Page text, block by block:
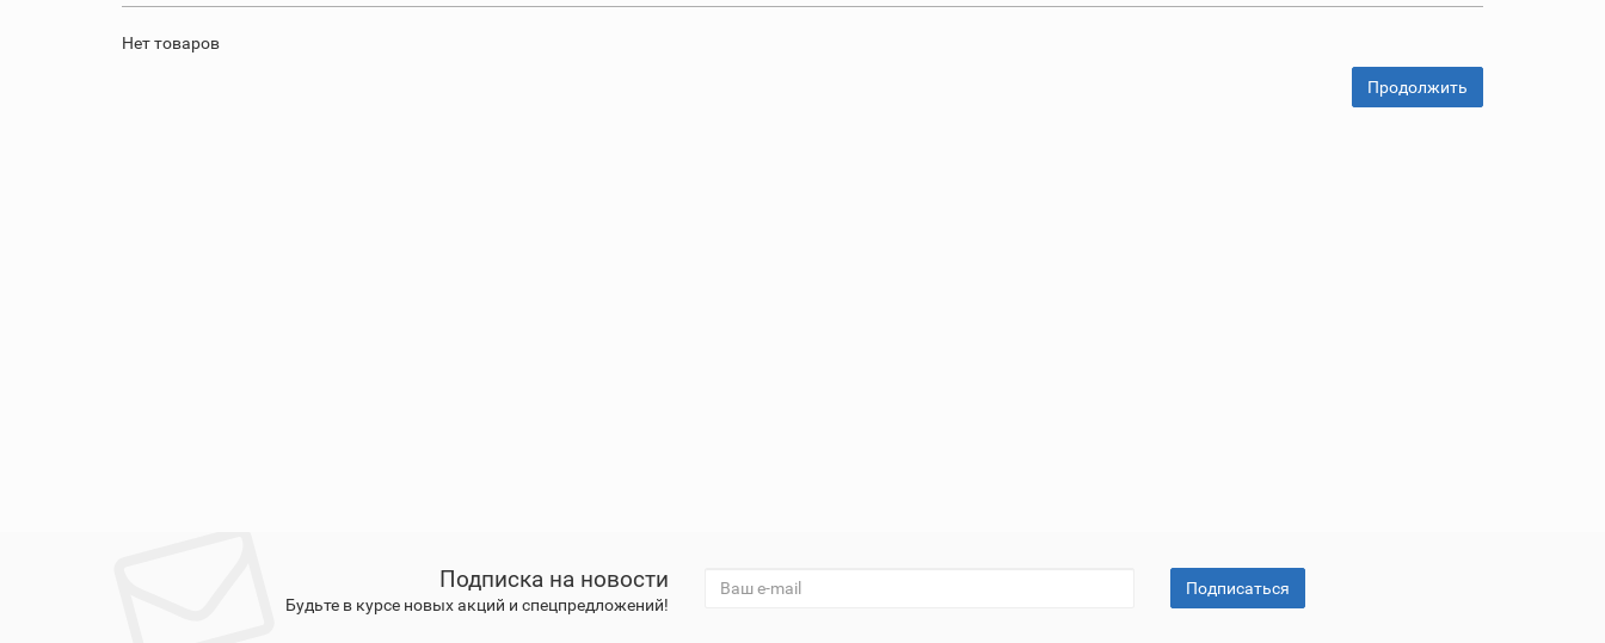
Нет товаров
Продолжить
Подписка на новости
Будьте в курсе новых акций и спецпредложений!
Подписаться